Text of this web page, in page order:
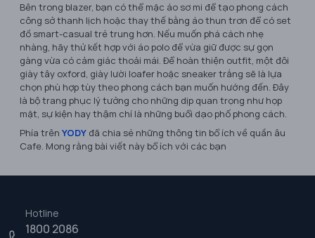
Bên trong blazer, bạn có thể mặc áo sơ mi để tạo phong cách
công sở thanh lịch hoặc thay thế bằng áo thun trơn để có set
đồ smart-casual trẻ trung hơn. Nếu muốn phá cách nhẹ
nhàng, hãy thử kết hợp với áo polo để vừa giữ được sự gọn
gàng vừa có cảm giác thoải mái. Để hoàn thiện outfit, một đôi
giày tây oxford, giày lười loafer hoặc sneaker trắng sẽ là lựa
chọn phù hợp tùy theo phong cách bạn muốn hướng đến. Đây
là bộ trang phục lý tưởng cho những dịp quan trọng như họp
mặt, sự kiện hay thậm chí là những buổi dạo phố phong cách.
Phía trên YODY đã chia sẻ những thông tin bổ ích về quần âu
Cafe. Mong rằng bài viết này bổ ích với các bạn
Hotline
1800 2086